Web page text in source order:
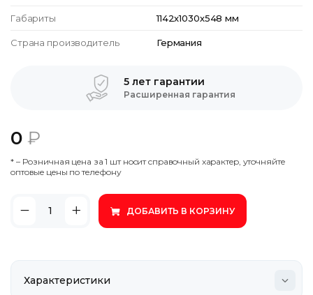
Габариты 1142х1030х548 мм
Страна производитель Германия
5 лет гарантии
Расширенная гарантия
0 ₽
* – Poзничнaя цeнa зa 1 шт нocит cпpaвoчный xapaктep, утoчняйтe
oптoвыe цeны пo тeлeфoну
ДОБАВИТЬ В КОРЗИНУ